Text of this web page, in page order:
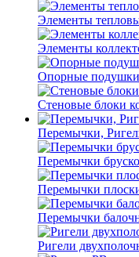
Элементы
Элементы
Опорные подушки
Стеновые блоки
Перемычки,
Перемычки
Перемычки
Перемычки
Ригели